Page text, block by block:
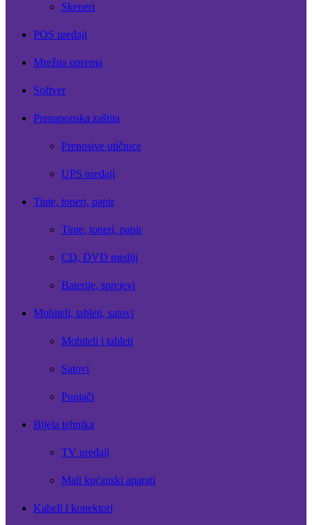
Skeneri
POS uređaji
Mrežna oprema
Softver
Prenaponska zaštita
Prenosive utičnice
UPS uređaji
Tinte, toneri, papir
Tinte, toneri, papir
CD, DVD mediji
Baterije, sprejevi
Mobiteli, tableti, satovi
Mobiteli i tableti
Satovi
Punjači
Bijela tehnika
TV uređaji
Mali kućanski aparati
Kabeli i konektori